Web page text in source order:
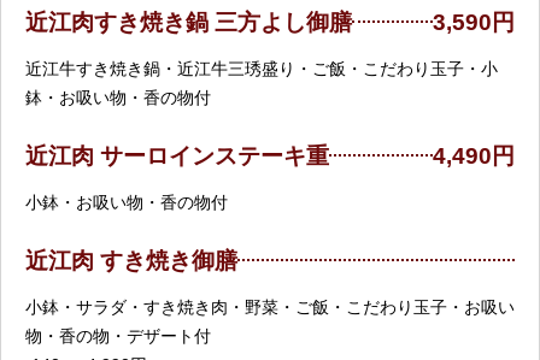
近江肉すき焼き鍋 三方よし御膳 3,590円
近江牛すき焼き鍋・近江牛三琇盛り・ご飯・こだわり玉子・小
鉢・お吸い物・香の物付
近江肉 サーロインステーキ重 4,490円
小鉢・お吸い物・香の物付
近江肉 すき焼き御膳
小鉢・サラダ・すき焼き肉・野菜・ご飯・こだわり玉子・お吸い
物・香の物・デザート付